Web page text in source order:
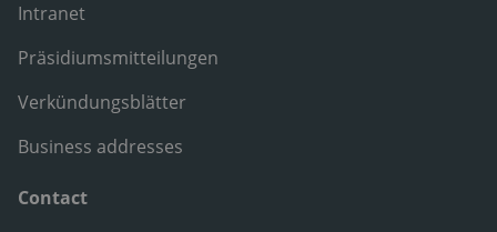
Intranet
Präsidiumsmitteilungen
Verkündungsblätter
Business addresses
Contact